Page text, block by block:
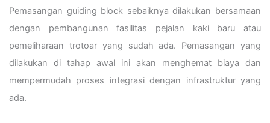
Pemasangan guiding block sebaiknya dilakukan bersamaan
dengan pembangunan fasilitas pejalan kaki baru atau
pemeliharaan trotoar yang sudah ada. Pemasangan yang
dilakukan di tahap awal ini akan menghemat biaya dan
mempermudah proses integrasi dengan infrastruktur yang
ada.